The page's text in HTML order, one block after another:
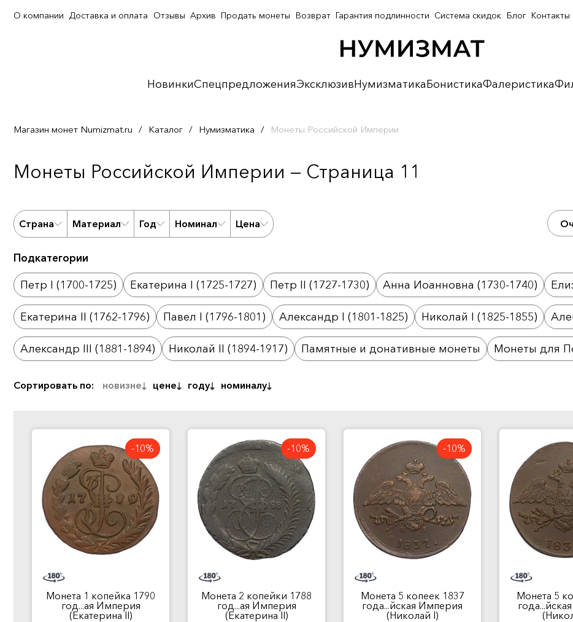
НовинкиСпецпредложенияЭксклюзивНумизматикаБонистикаФалеристика
О компании Доставка и оплата Отзывы Архив Продать монеты Возврат Гарантия подлинности Система скидок Блог Контакты
Магазин монет Numizmat.ru / Каталог / Нумизматика / Монеты Российской Империи
Монеты Российской Империи — Страница 11
Страна Материал Год Номинал Цена
Подкатегории
Петр I (1700-1725) Екатерина I (1725-1727) Петр II (1727-1730) Анна Иоанновна (1730-1740)
Екатерина II (1762-1796) Павел I (1796-1801) Александр I (1801-1825) Николай I (1825-1855)
Александр III (1881-1894) Николай II (1894-1917) Памятные и донативные монеты Монеты для
Сортировать по: новизне цене году номиналу
-10%
Монета 1 копейка 1790
год...ая Империя
(Екатерина II)
-10%
Монета 2 копейки 1788
год...ая Империя
(Екатерина II)
-10%
Монета 5 копеек 1837
года...йская Империя
(Николай I)
Монета 5